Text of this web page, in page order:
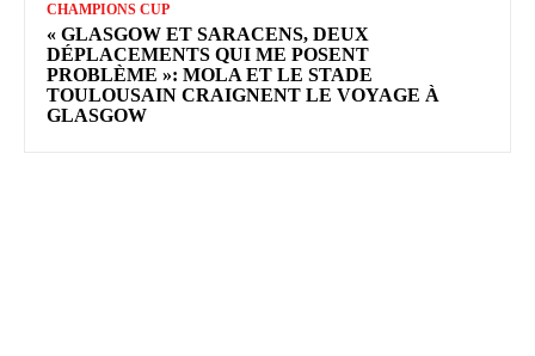
CHAMPIONS CUP
« GLASGOW ET SARACENS, DEUX
DÉPLACEMENTS QUI ME POSENT
PROBLÈME »: MOLA ET LE STADE
TOULOUSAIN CRAIGNENT LE VOYAGE À
GLASGOW